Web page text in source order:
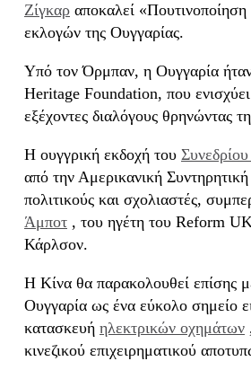
Ζίγκαρ αποκαλεί
εκλογών της Ουγγαρίας.
Υπό τον Όρμπαν, η Ουγγαρία
Heritage Foundation, που
εξέχοντες διαλόγους θρηνώντας
Η ουγγρική εκδοχή του
από την Αμερικανική
πολιτικούς και σχολιαστές,
Άμποτ , του ηγέτη του Reform
Κάρλσον.
Η Κίνα θα παρακολουθεί επίσης
Ουγγαρία ως ένα εύκολο σημείο
κατασκευή ηλεκτρικών οχημάτων
κινεζικού επιχειρηματικού